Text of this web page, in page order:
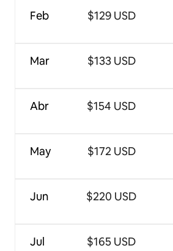
Feb
Mar
Abr
May
Jun
Jul
$129 USD
$133 USD
$154 USD
$172 USD
$220 USD
$165 USD